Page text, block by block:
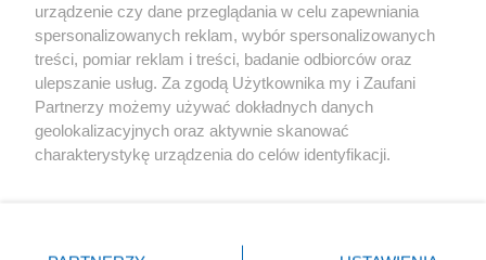
X Facebook Instagram Youtube
urządzenie czy dane przeglądania w celu zapewniania
spersonalizowanych reklam, wybór spersonalizowanych
treści, pomiar reklam i treści, badanie odbiorców oraz
ulepszanie usług. Za zgodą Użytkownika my i Zaufani
Partnerzy możemy używać dokładnych danych
geolokalizacyjnych oraz aktywnie skanować
charakterystykę urządzenia do celów identyfikacji.
zmienić/wycofać klikając przycisk ustawień prywatności